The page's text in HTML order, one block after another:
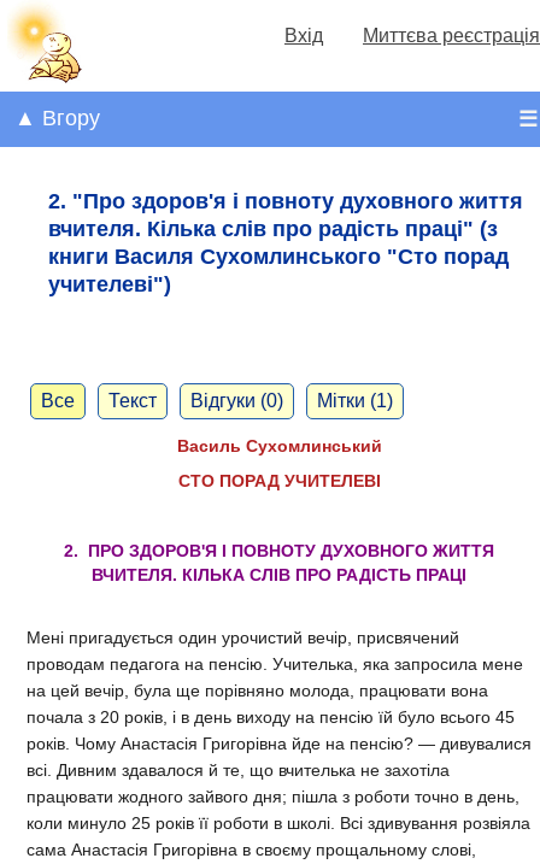
Вхід Миттєва реєстрація
☰
▲ Вгору
2. "Про здоров'я і повноту духовного життя
вчителя. Кілька слів про радість праці" (з
книги Василя Сухомлинського "Сто порад
учителеві")
Все Текст Відгуки (0) Мітки (1)
Василь Сухомлинський
СТО ПОРАД УЧИТЕЛЕВІ
2. ПРО ЗДОРОВ'Я І ПОВНОТУ ДУХОВНОГО ЖИТТЯ
ВЧИТЕЛЯ. КІЛЬКА СЛІВ ПРО РАДІСТЬ ПРАЦІ
Мені пригадується один урочистий вечір, присвячений
проводам педагога на пенсію. Учителька, яка запросила мене
на цей вечір, була ще порівняно молода, працювати вона
почала з 20 років, і в день виходу на пенсію їй було всього 45
років. Чому Анастасія Григорівна йде на пенсію? — дивувалися
всі. Дивним здавалося й те, що вчителька не захотіла
працювати жодного зайвого дня; пішла з роботи точно в день,
коли минуло 25 років її роботи в школі. Всі здивування розвіяла
сама Анастасія Григорівна в своєму прощальному слові,